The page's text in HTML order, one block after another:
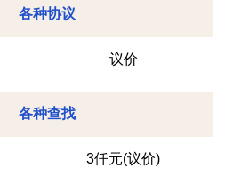
各种协议
议价
各种查找
3仟元(议价)